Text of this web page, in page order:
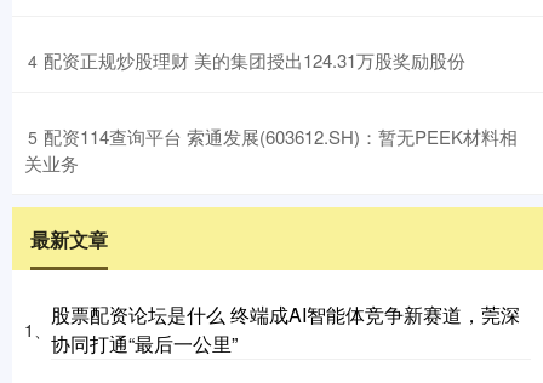
4 ​配资正规炒股理财 美的集团授出124.31万股奖励股份
5 ​配资114查询平台 索通发展(603612.SH)：暂无PEEK材料相
关业务
最新文章
1、
股票配资论坛是什么 终端成AI智能体竞争新赛道，莞深
协同打通“最后一公里”